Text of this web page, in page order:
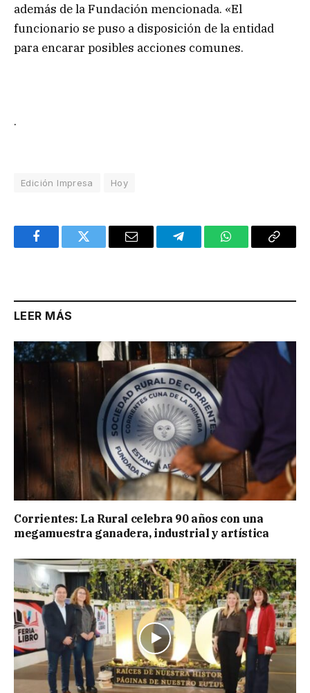
además de la Fundación mencionada. «El
funcionario se puso a disposición de la entidad
para encarar posibles acciones comunes.
.
Edición Impresa Hoy
FacebookTwitter Email TelegramWhatsAppCopy
LEER MÁS
Corrientes: La Rural celebra 90 años con una
megamuestra ganadera, industrial y artística